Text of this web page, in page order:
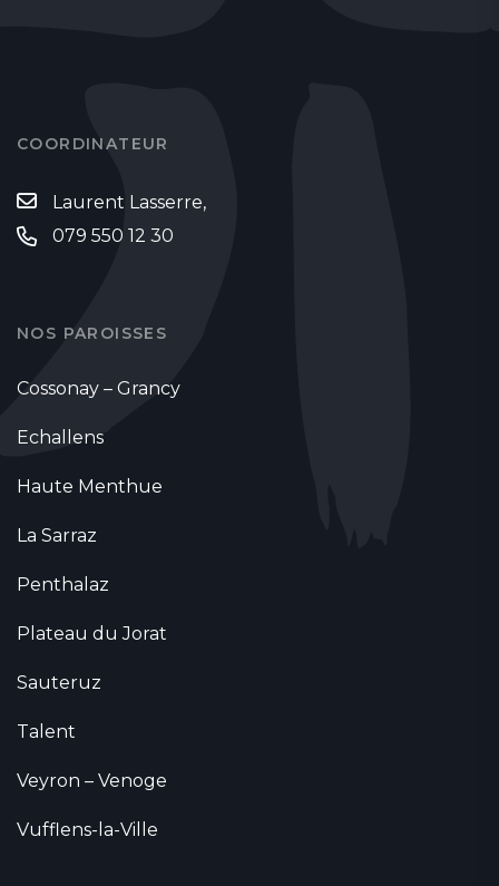
COORDINATEUR
Laurent Lasserre,
079 550 12 30
NOS PAROISSES
Cossonay – Grancy
Echallens
Haute Menthue
La Sarraz
Penthalaz
Plateau du Jorat
Sauteruz
Talent
Veyron – Venoge
Vufflens-la-Ville